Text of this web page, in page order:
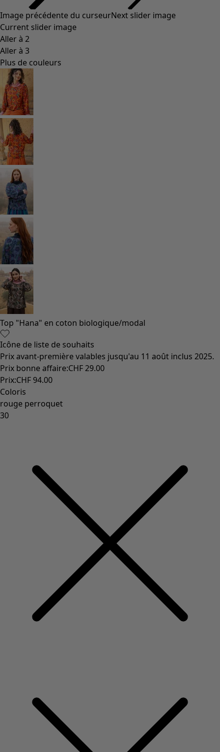
Image précédente du curseurNext slider image
Current slider image
Aller à 2
Aller à 3
Plus de couleurs
Top "Hana" en coton biologique/modal
Icône de liste de souhaits
Prix avant-première valables jusqu'au 11 août inclus 2025.
Prix bonne affaire:CHF 29.00
Prix:CHF 94.00
Coloris
rouge perroquet
30